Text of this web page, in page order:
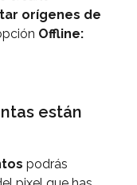
orígenes de
Offline:
están
podrás